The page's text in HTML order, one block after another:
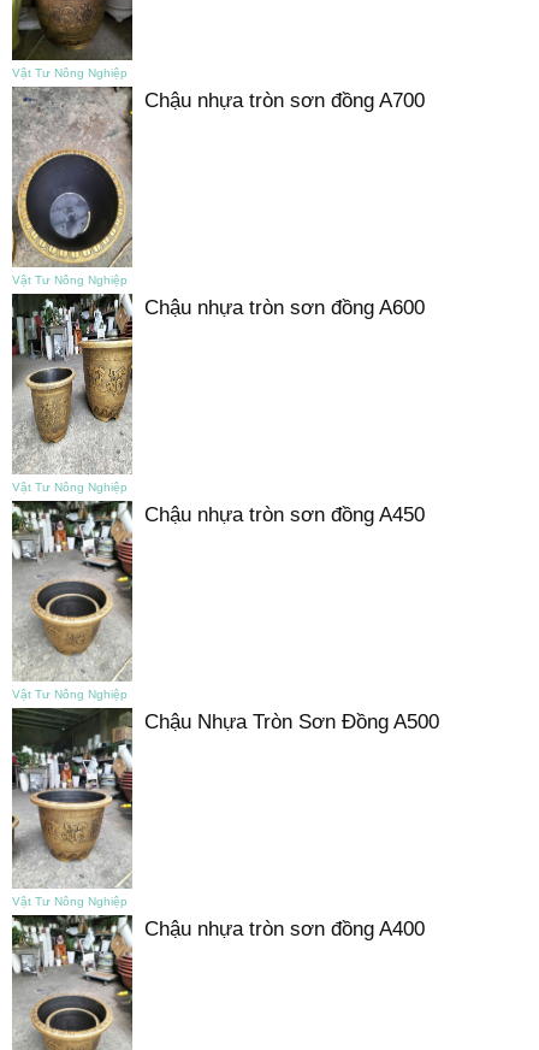
Vật Tư Nông Nghiệp
Vật Tư Nông Nghiệp
Chậu nhựa tròn sơn đồng A700
Vật Tư Nông Nghiệp
Chậu nhựa tròn sơn đồng A600
Vật Tư Nông Nghiệp
Chậu nhựa tròn sơn đồng A450
Vật Tư Nông Nghiệp
Chậu Nhựa Tròn Sơn Đồng A500
Chậu nhựa tròn sơn đồng A400